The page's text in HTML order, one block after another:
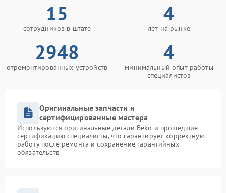
15
сотрудников в штате
4
лет на рынке
2948
отремонтированных устройств
4
минимальный опыт работы
специалистов
Оригинальные запчасти и
сертифицированные мастера
Используются оригинальные детали Beko и прошедшие
сертификацию специалисты, что гарантирует корректную
работу после ремонта и сохранение гарантийных
обязательств